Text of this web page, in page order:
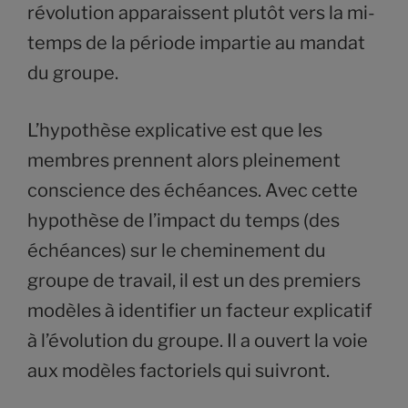
révolution apparaissent plutôt vers la mi-
temps de la période impartie au mandat
du groupe.
L’hypothèse explicative est que les
membres prennent alors pleinement
conscience des échéances. Avec cette
hypothèse de l’impact du temps (des
échéances) sur le cheminement du
groupe de travail, il est un des premiers
modèles à identifier un facteur explicatif
à l’évolution du groupe. Il a ouvert la voie
aux modèles factoriels qui suivront.